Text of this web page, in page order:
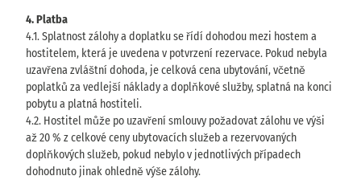
4. Platba
4.1. Splatnost zálohy a doplatku se řídí dohodou mezi hostem a
hostitelem, která je uvedena v potvrzení rezervace. Pokud nebyla
uzavřena zvláštní dohoda, je celková cena ubytování, včetně
poplatků za vedlejší náklady a doplňkové služby, splatná na konci
pobytu a platná hostiteli.
4.2. Hostitel může po uzavření smlouvy požadovat zálohu ve výši
až 20 % z celkové ceny ubytovacích služeb a rezervovaných
doplňkových služeb, pokud nebylo v jednotlivých případech
dohodnuto jinak ohledně výše zálohy.